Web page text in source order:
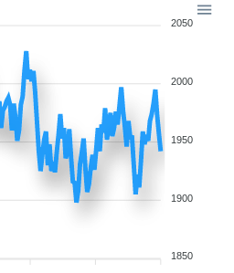
2050
2000
1950
1900
1850